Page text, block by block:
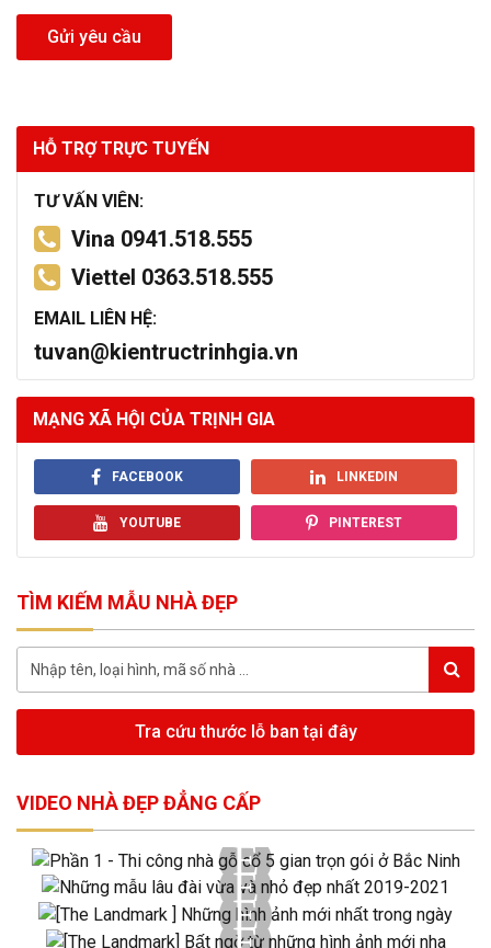
Gửi yêu cầu
HỖ TRỢ TRỰC TUYẾN
TƯ VẤN VIÊN:
Vina 0941.518.555
Viettel 0363.518.555
EMAIL LIÊN HỆ:
tuvan@kientructrinhgia.vn
MẠNG XÃ HỘI CỦA TRỊNH GIA
FACEBOOK LINKEDIN
YOUTUBE PINTEREST
TÌM KIẾM MẪU NHÀ ĐẸP
Tra cứu thước lỗ ban tại đây
VIDEO NHÀ ĐẸP ĐẲNG CẤP